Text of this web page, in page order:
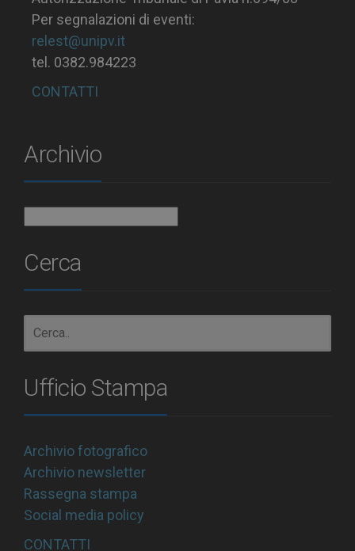
Per segnalazioni di eventi:
relest@unipv.it
tel. 0382.984223
CONTATTI
Archivio
Cerca
Ufficio Stampa
Archivio fotografico
Archivio newsletter
Rassegna stampa
Social media policy
CONTATTI